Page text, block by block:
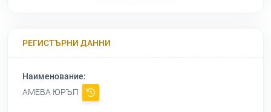
РЕГИСТЪРНИ ДАННИ
Наименование:
АМЕВА ЮРЪП